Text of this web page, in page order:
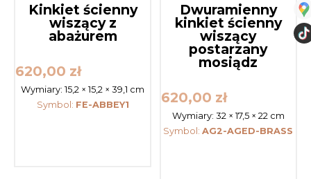
Kinkiet ścienny
wiszący z
abażurem
620,00 zł
Wymiary:15,2 × 15,2 × 39,1 cm
Symbol: FE-ABBEY1
Dwuramienny
kinkiet ścienny
wiszący
postarzany
mosiądz
620,00 zł
Wymiary: 32 × 17,5 × 22 cm
Symbol:AG2-AGED-BRASS